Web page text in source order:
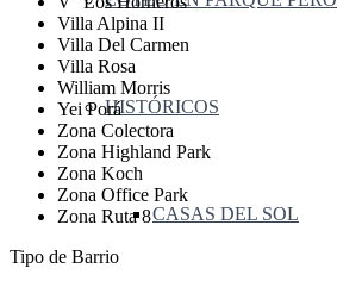
HISTÓRICOS
CASAS DEL SOL
Villa Alpina II
Villa Del Carmen
Villa Rosa
William Morris
Yei Porá
Zona Colectora
Zona Highland Park
Zona Koch
Zona Office Park
Zona Ruta 8
Tipo de Barrio